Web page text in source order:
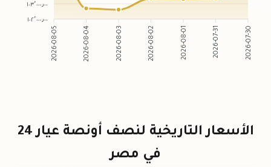
١٠٣٬٠٠٠٫٠٠
١٠٢٬٠٠٠٫٠٠
2026-08-05 2026-08-04 2026-08-03 2026-08-02 2026-08-01 2026-07-31 2026-07-30
الأسعار التاريخية لنصف أونصة عيار 24
في مصر